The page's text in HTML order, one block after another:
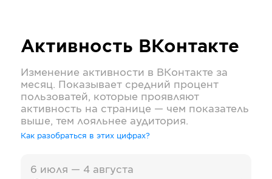
Активность ВКонтакте
Изменение активности в ВКонтакте за
месяц. Показывает средний процент
пользоватей, которые проявляют
активность на странице — чем показатель
выше, тем лояльнее аудитория.
Как разобраться в этих цифрах?
6 июля — 4 августа